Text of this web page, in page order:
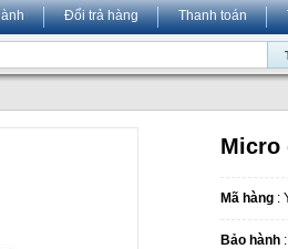
Đổi trả hàng Thanh toán
Micro
Mã hàng :
Bảo hành